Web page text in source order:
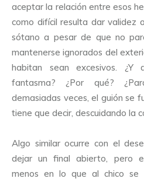
aceptar la relación entre esos
como difícil resulta dar validez
sótano a pesar de que no
mantenerse ignorados del
habitan sean excesivos.
fantasma? ¿Por qué?
demasiadas veces, el guión se
tiene que decir, descuidando la
Algo similar ocurre con el
dejar un final abierto, pero
menos en lo que al chico se